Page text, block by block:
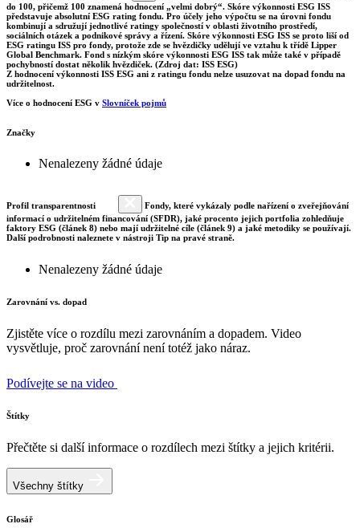
do 100, přičemž 100 znamená hodnocení „velmi dobrý“. Skóre výkonnosti ESG ISS
představuje absolutní ESG rating fondu. Pro účely jeho výpočtu se na úrovni fondu
kombinují a sdružují jednotlivé ratingy společností v oblasti životního prostředí,
sociálních otázek a podnikové správy a řízení. Skóre výkonnosti ESG ISS se proto liší od
ESG ratingu ISS pro fondy, protože zde se hvězdičky udělují ve vztahu k třídě Lipper
Global Benchmark. Fond s nízkým skóre výkonnosti ESG ISS tak může také v případě
pochybností dostat několik hvězdiček. (Zdroj dat: ISS ESG)
Z hodnocení výkonnosti ISS ESG ani z ratingu fondu nelze usuzovat na dopad fondu na
udržitelnost.
Více o hodnocení ESG v Slovníček pojmů
Značky
Nenalezeny žádné údaje
Profil transparentnosti
Fondy, které vykázaly podle nařízení o zveřejňování
informací o udržitelném financování (SFDR), jaké procento jejich portfolia zohledňuje
faktory ESG (článek 8) nebo mají udržitelné cíle (článek 9) a jaké metodiky se používají.
Další podrobnosti naleznete v nástroji Tip na pravé straně.
Nenalezeny žádné údaje
Zarovnání vs. dopad
Zjistěte více o rozdílu mezi zarovnáním a dopadem. Video
vysvětluje, proč zarovnání není totéž jako náraz.
Podívejte se na video
Štítky
Přečtěte si další informace o rozdílech mezi štítky a jejich kritérii.
Všechny štítky
Glosář